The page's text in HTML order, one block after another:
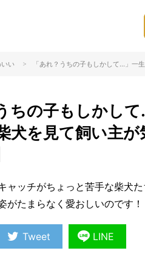
い > 「あれ？うちの子もしかして…」一
ちの子もしかし
犬を見て飼い主
ャッチがちょっと苦手な柴犬
がたまらなく愛おしいのです！
Tweet LINE